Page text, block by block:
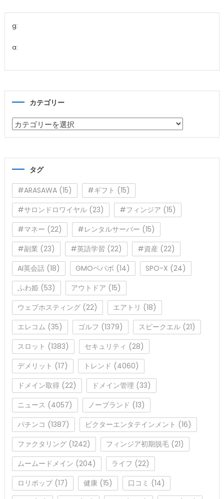
g:
a:
カテゴリー
カ
テ
タグ
#ARASAWA(15) #ギフト (15)
#サロンドロワイヤル(23) #フィンジア (15)
#マネー (22) #レンタルサーバー (15)
#副業 (23) #英語学習 (22) #資産 (22)
AI英会話(18) GMOペパボ (14) SPO-X (24)
ふわ姫 (53) アウトドア (15)
ウェブホスティング(22) エアトリ (18)
エレコム (35) ゴルフ (1379) スピークエル(21)
スロット (1383) セキュリティ (28)
デメリット (17) トレンド (4060)
ドメイン取得(22) ドメイン管理 (33)
ニュース (4057) ノーブランド (13)
パチンコ (1387) ビクターエンタテインメント (16)
ファクタリング(1242) フィンジア初期脱毛(21)
ムームードメイン (204) ライフ (22)
ロリポップ(17) 健康(15) 口コミ (14)